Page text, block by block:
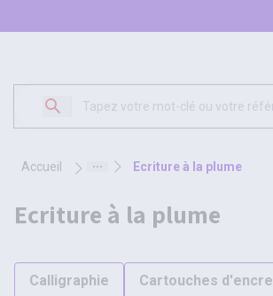
accueil ecriture à la plume
ecriture à la plume
Calligraphie Cartouches d'encre